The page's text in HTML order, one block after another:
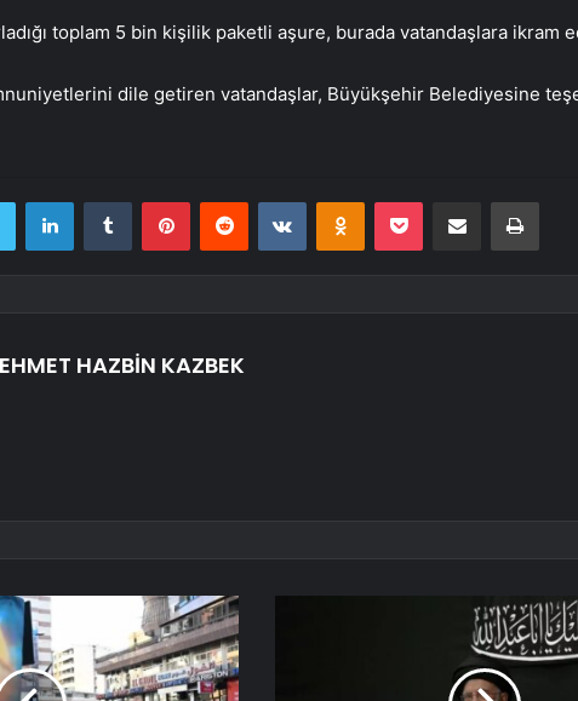
toplam 5 bin kişilik paketli aşure, burada vatandaşlara ikram
dile getiren vatandaşlar, Büyükşehir Belediyesine
Twitter LinkedInTumblr PinterestReddit VKontakteOdnoklassniki
Pocket E-Posta ile paylaş Yazdır
HAZBİN KAZBEK